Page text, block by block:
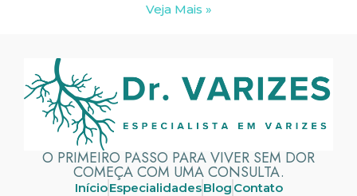
Veja Mais »
O PRIMEIRO PASSO PARA VIVER SEM DOR
COMEÇA COM UMA CONSULTA.
InícioEspecialidadesBlog Contato